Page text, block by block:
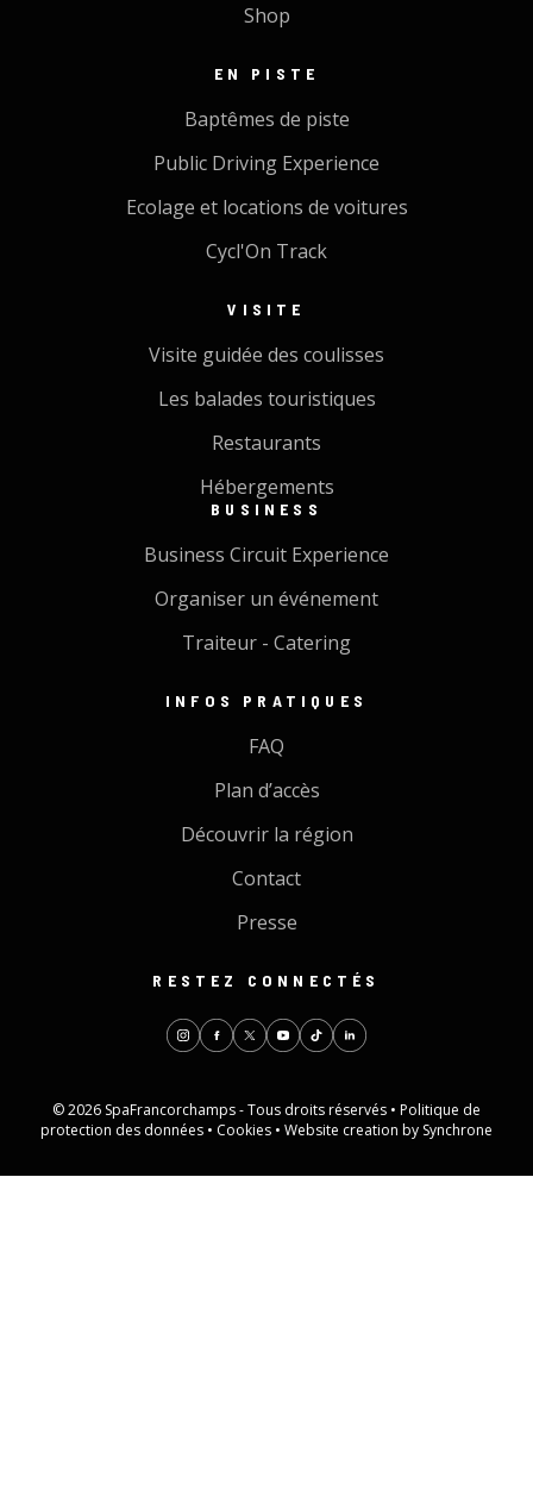
Shop
EN PISTE
Baptêmes de piste
Public Driving Experience
Ecolage et locations de voitures
Cycl'On Track
VISITE
Visite guidée des coulisses
Les balades touristiques
Restaurants
Hébergements
BUSINESS
Business Circuit Experience
Organiser un événement
Traiteur - Catering
INFOS PRATIQUES
FAQ
Plan d’accès
Découvrir la région
Contact
Presse
RESTEZ CONNECTÉS
© 2026 SpaFrancorchamps - Tous droits réservés • Politique de
protection des données • Cookies • Website creation by Synchrone